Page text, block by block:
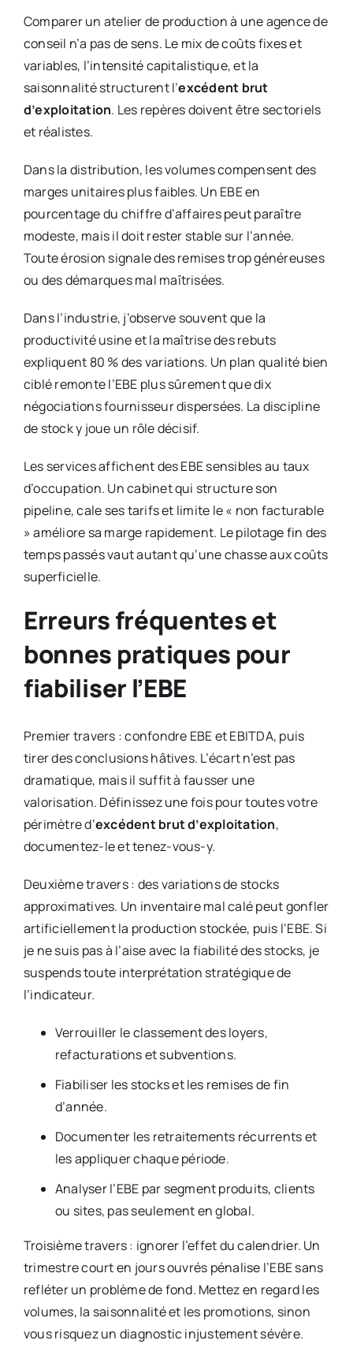
Comparer un atelier de production à une agence de
conseil n’a pas de sens. Le mix de coûts fixes et
variables, l’intensité capitalistique, et la
saisonnalité structurent l’excédent brut
d’exploitation. Les repères doivent être sectoriels
et réalistes.
Dans la distribution, les volumes compensent des
marges unitaires plus faibles. Un EBE en
pourcentage du chiffre d’affaires peut paraître
modeste, mais il doit rester stable sur l’année.
Toute érosion signale des remises trop généreuses
ou des démarques mal maîtrisées.
Dans l’industrie, j’observe souvent que la
productivité usine et la maîtrise des rebuts
expliquent 80 % des variations. Un plan qualité bien
ciblé remonte l’EBE plus sûrement que dix
négociations fournisseur dispersées. La discipline
de stock y joue un rôle décisif.
Les services affichent des EBE sensibles au taux
d’occupation. Un cabinet qui structure son
pipeline, cale ses tarifs et limite le « non facturable
» améliore sa marge rapidement. Le pilotage fin des
temps passés vaut autant qu’une chasse aux coûts
superficielle.
Erreurs fréquentes et
bonnes pratiques pour
fiabiliser l’EBE
Premier travers : confondre EBE et EBITDA, puis
tirer des conclusions hâtives. L’écart n’est pas
dramatique, mais il suffit à fausser une
valorisation. Définissez une fois pour toutes votre
périmètre d’excédent brut d’exploitation,
documentez-le et tenez-vous-y.
Deuxième travers : des variations de stocks
approximatives. Un inventaire mal calé peut gonfler
artificiellement la production stockée, puis l’EBE. Si
je ne suis pas à l’aise avec la fiabilité des stocks, je
suspends toute interprétation stratégique de
l’indicateur.
Verrouiller le classement des loyers,
refacturations et subventions.
Fiabiliser les stocks et les remises de fin
d’année.
Documenter les retraitements récurrents et
les appliquer chaque période.
Analyser l’EBE par segment produits, clients
ou sites, pas seulement en global.
Troisième travers : ignorer l’effet du calendrier. Un
trimestre court en jours ouvrés pénalise l’EBE sans
refléter un problème de fond. Mettez en regard les
volumes, la saisonnalité et les promotions, sinon
vous risquez un diagnostic injustement sévère.